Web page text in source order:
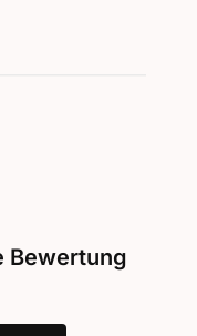
Bewertung